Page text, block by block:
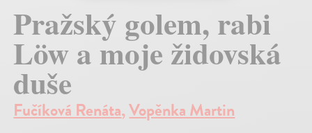
Pražský golem, rabi
Löw a moje židovská
duše
Fučíková Renáta,Vopěnka Martin